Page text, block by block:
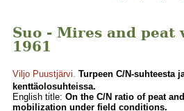
Suo - Mires and peat
1961
Viljo Puustjärvi. Turpeen C/N-suhteesta
kenttäolosuhteissa.
English title: On the C/N ratio of peat
mobilization under field conditions.